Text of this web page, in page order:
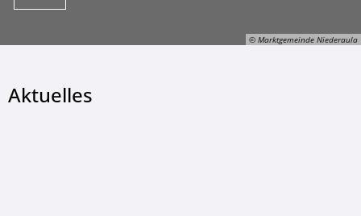
© Marktgemeinde Niederaula
Aktuelles